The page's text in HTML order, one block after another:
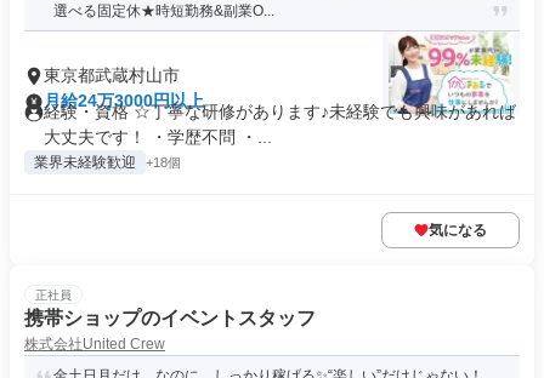
選べる固定休★時短勤務&副業O...
東京都武蔵村山市
月給24万3000円以上
経験・資格 ☆丁寧な研修があります♪未経験でも興味があれば
大丈夫です！ ・学歴不問 ・...
業界未経験歓迎 +18個
気になる
正社員
携帯ショップのイベントスタッフ
株式会社United Crew